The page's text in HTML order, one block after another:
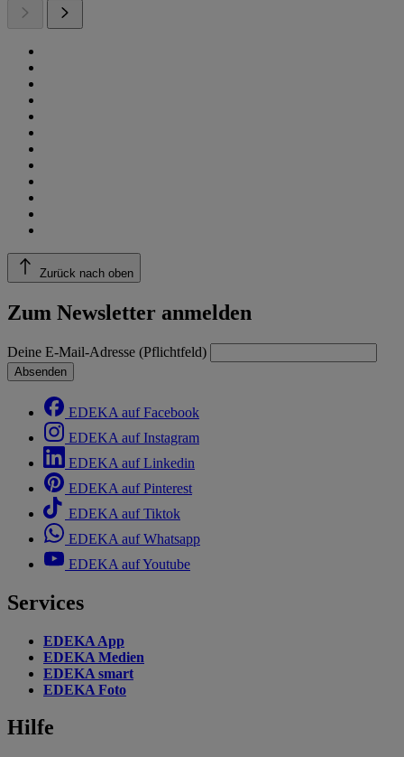
Zurück nach oben
Zum Newsletter anmelden
Deine E-Mail-Adresse (Pflichtfeld)
Absenden
EDEKA auf Facebook
EDEKA auf Instagram
EDEKA auf Linkedin
EDEKA auf Pinterest
EDEKA auf Tiktok
EDEKA auf Whatsapp
EDEKA auf Youtube
Services
EDEKA App
EDEKA Medien
EDEKA smart
EDEKA Foto
Hilfe